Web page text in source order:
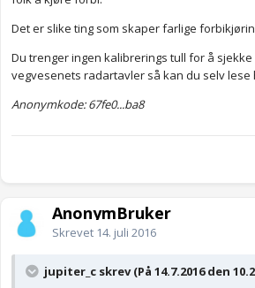
Det er slike ting som skaper farlige
Du trenger ingen kalibrerings tull for å
vegvesenets radartavler så kan du selv lese
Anonymkode: 67fe0...ba8
AnonymBruker
Skrevet 14. juli 2016
jupiter_c skrev (På 14.7.2016 den